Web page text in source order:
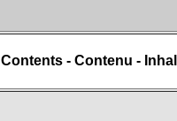
Contents - Contenu -